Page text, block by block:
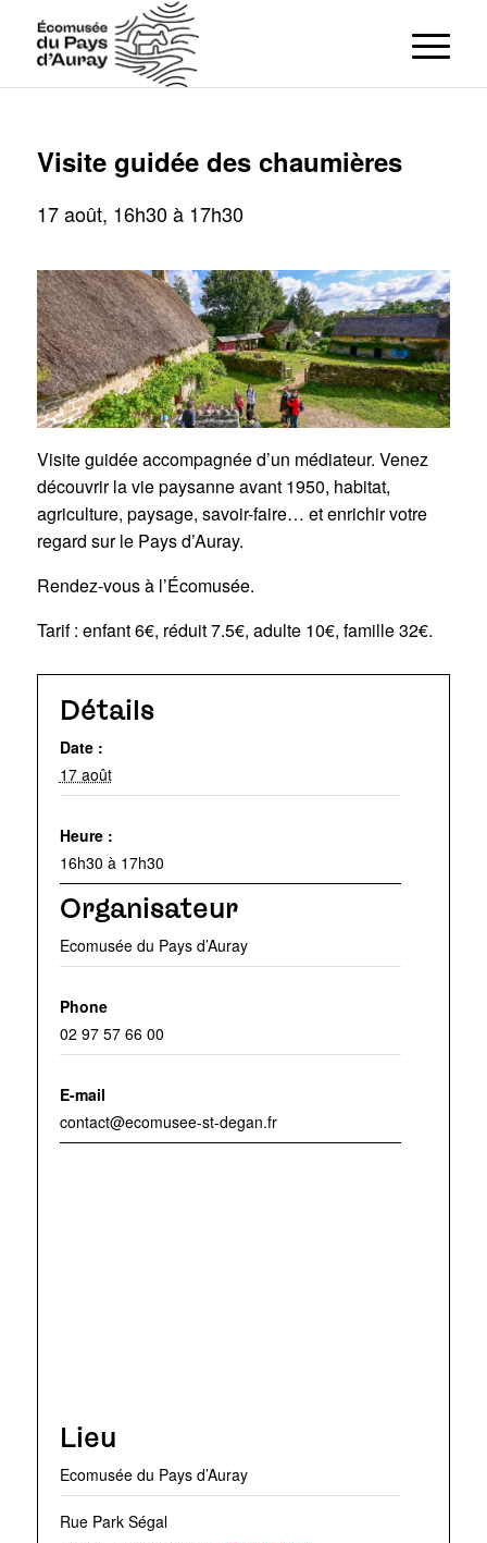
Visite guidée des chaumières
17 août, 16h30à 17h30
Visite guidée accompagnée d’un médiateur. Venez
découvrir la vie paysanne avant 1950, habitat,
agriculture, paysage, savoir-faire… et enrichir votre
regard sur le Pays d’Auray.
Rendez-vous à l’Écomusée.
Tarif : enfant 6€, réduit 7.5€, adulte 10€, famille 32€.
Détails
Date :
17 août
Heure :
16h30 à 17h30
Organisateur
Ecomusée du Pays d’Auray
Phone
02 97 57 66 00
E-mail
contact@ecomusee-st-degan.fr
Lieu
Ecomusée du Pays d’Auray
Rue Park Ségal